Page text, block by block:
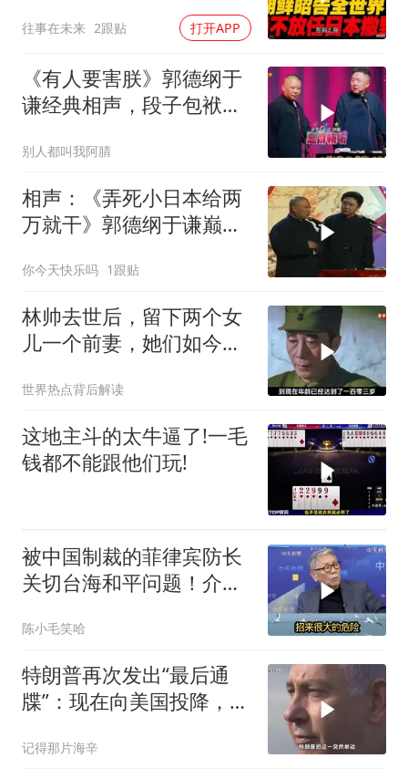
往事在未来 2跟贴 打开APP
《有人要害朕》郭德纲于
谦经典相声，段子包袱满
别人都叫我阿腈
相声：《弄死小日本给两
万就干》郭德纲于谦巅峰
你今天快乐吗 1跟贴
林帅去世后，留下两个女
儿一个前妻，她们如今过
世界热点背后解读
这地主斗的太牛逼了!一毛
钱都不能跟他们玩!
被中国制裁的菲律宾防长
关切台海和平问题！介文
陈小毛笑哈
特朗普再次发出“最后通
牒”：现在向美国投降，是
记得那片海辛